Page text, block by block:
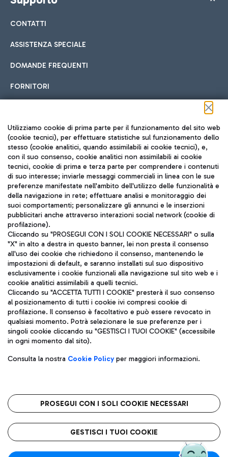
CONTATTI
ASSISTENZA SPECIALE
DOMANDE FREQUENTI
FORNITORI
Seguici sui social
TRAVEL JOURNAL
ITA
Aeroporti di Roma S.p.A. - Società soggetta a direzione e
coordinamento di Mundys S.p.A.
Codice fiscale e Registro delle Imprese di Roma 13032990155 P.
IVA 06572251004
Capitale sociale 62.224.743,00 int. vers.
Sede legale: Via Pier Paolo Racchetti 1 - 00054 Fiumicino (RM)
telefono +39 06 65951
Privacy policy
Note legali
Roma FCO
L'aeroporto stellato
Utilizziamo cookie di prima parte per il funzionamento del sito web
(cookie tecnici), per effettuare statistiche sul funzionamento dello
stesso (cookie analitici, quando assimilabili ai cookie tecnici), e,
con il suo consenso, cookie analitici non assimilabili ai cookie
tecnici, cookie di prima e terza parte per comprendere i contenuti
di suo interesse; inviarle messaggi commerciali in linea con le sue
preferenze manifestate nell'ambito dell'utilizzo delle funzionalità e
della navigazione in rete; effettuare analisi e monitoraggio dei
suoi comportamenti; personalizzare gli annunci e le inserzioni
pubblicitari anche attraverso interazioni social network (cookie di
profilazione).
Cliccando su "PROSEGUI CON I SOLI COOKIE NECESSARI" o sulla
"X" in alto a destra in questo banner, lei non presta il consenso
all'uso dei cookie che richiedono il consenso, mantenendo le
impostazioni di default, e saranno installati sul suo dispositivo
esclusivamente i cookie funzionali alla navigazione sul sito web e i
cookie analitici assimilabili a quelli tecnici.
Cliccando su "ACCETTA TUTTI I COOKIE" presterà il suo consenso
al posizionamento di tutti i cookie ivi compresi cookie di
profilazione. Il consenso è facoltativo e può essere revocato in
qualsiasi momento. Potrà selezionare le sue preferenze per i
singoli cookie cliccando su "GESTISCI I TUOI COOKIE" (accessibile
in ogni momento dal sito).
Consulta la nostra Cookie Policyper maggiori informazioni.
PROSEGUI CON I SOLI COOKIE NECESSARI
GESTISCI I TUOI COOKIE